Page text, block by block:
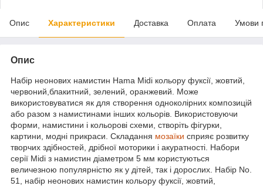
Опис Характеристики Доставка Оплата Умови
Опис
Набір неонових намистин Hama Midi кольору фуксії, жовтий,
червоний,блакитний, зелений, оранжевий. Може
використовуватися як для створення одноколірних композицій
або разом з намистинами інших кольорів. Використовуючи
форми, намистини і кольорові схеми, створіть фігурки,
картини, модні прикраси. Складання мозаїки сприяє розвитку
творчих здібностей, дрібної моторики і акуратності. Набори
серії Midi з намистин діаметром 5 мм користуються
величезною популярністю як у дітей, так і дорослих. Набір No.
51, набір неонових намистин кольору фуксії, жовтий,